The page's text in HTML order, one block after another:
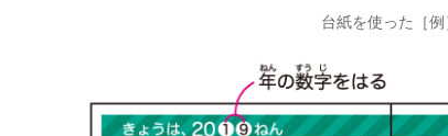
台紙を使った［例